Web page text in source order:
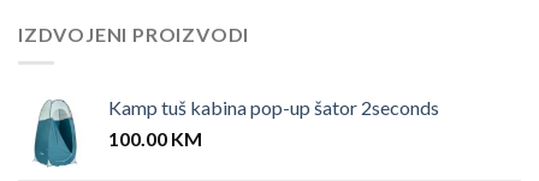
IZDVOJENI PROIZVODI
Kamp tuš kabina pop-up šator 2seconds
100.00 KM